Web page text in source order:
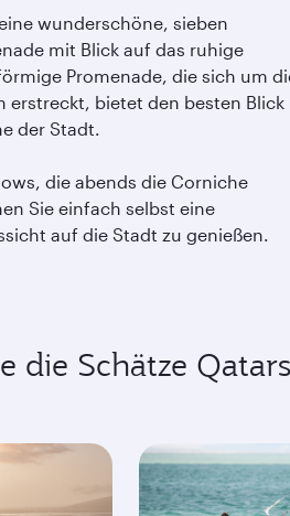
wunderschöne, sieben
mit Blick auf das ruhige
Promenade, die sich um
erstreckt, bietet den besten Blick
der Stadt.
die abends die Corniche
Sie einfach selbst eine
auf die Stadt zu genießen.
die Schätze Qatars